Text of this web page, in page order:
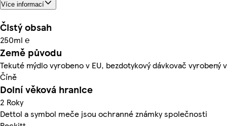
Více informací
Čistý obsah
250ml ℮
Země původu
Tekuté mýdlo vyrobeno v EU, bezdotykový dávkovač vyrobený v
Číně
Dolní věková hranice
2 Roky
Dettol a symbol meče jsou ochranné známky společnosti